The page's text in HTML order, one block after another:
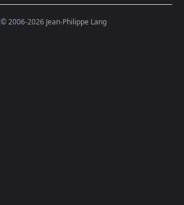
© 2006-2026 Jean-Philippe Lang